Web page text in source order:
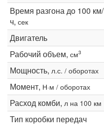
Время разгона до 100 км/
ч, сек
Двигатель
Рабочий объем, см3
Мощность, л.с. / оборотах
Момент, Н·м / оборотах
Расход комби, л на 100 км
Тип коробки передач